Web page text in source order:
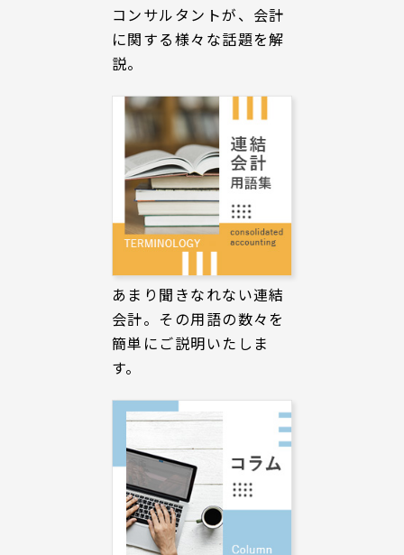
コンサルタントが、会計
に関する様々な話題を解
説。
あまり聞きなれない連結
会計。その用語の数々を
簡単にご説明いたしま
す。